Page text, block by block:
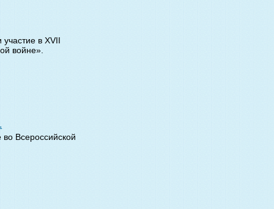
в XVII
войне».
Всероссийской